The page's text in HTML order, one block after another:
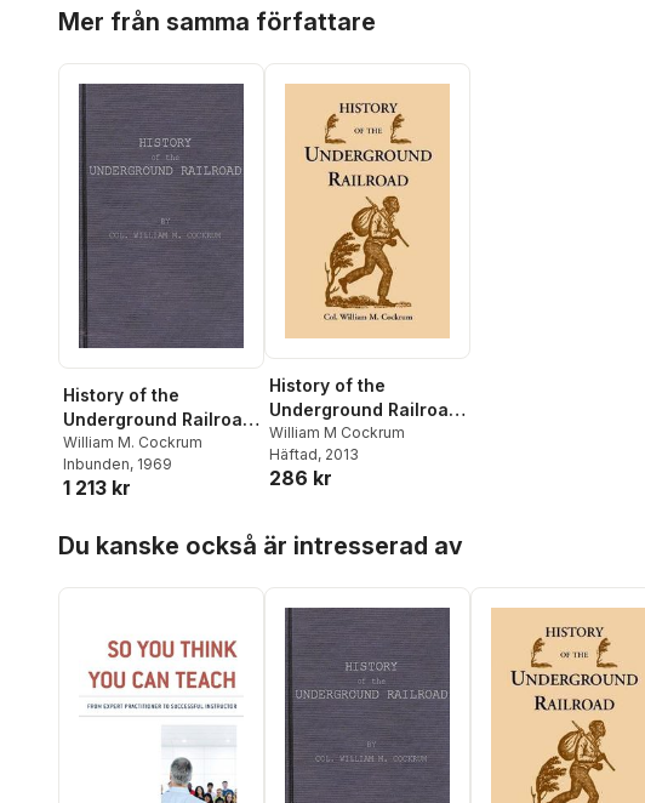
Mer från samma författare
History of the
Underground Railroad
as It Was Conducted
by the Anti-Slavery
League
William M. Cockrum
Inbunden, 1969
1 213 kr
History of the
Underground Railroad
as It Was Conducted
by the Anti-Slavery
League, Including
Encounters Between
Those Aiding the
William M Cockrum
Häftad, 2013
286 kr
Du kanske också är intresserad av